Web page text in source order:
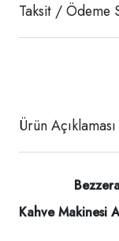
Taksit / Ödeme
Ürün Açıklaması
Kahve Makinesi